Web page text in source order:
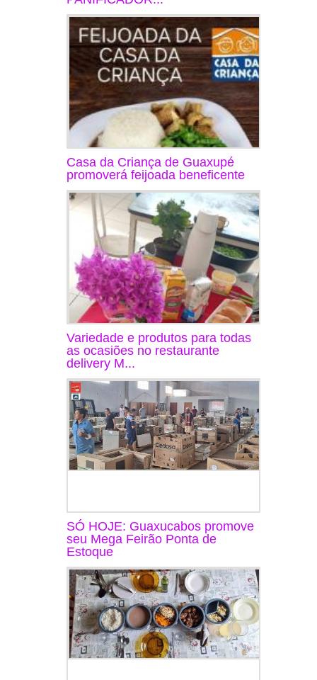
Casa da Criança de Guaxupé
promoverá feijoada beneficente
Variedade e produtos para todas
as ocasiões no restaurante
delivery M...
SÓ HOJE: Guaxucabos promove
seu Mega Feirão Ponta de
Estoque